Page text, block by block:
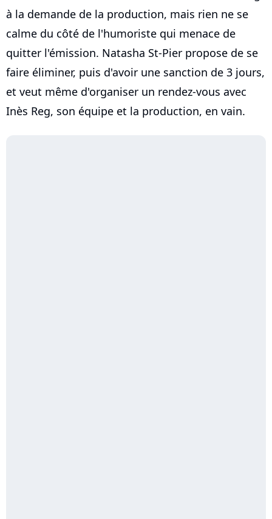
à la demande de la production, mais rien ne se
calme du côté de l'humoriste qui menace de
quitter l'émission. Natasha St-Pier propose de se
faire éliminer, puis d'avoir une sanction de 3 jours,
et veut même d'organiser un rendez-vous avec
Inès Reg, son équipe et la production, en vain.